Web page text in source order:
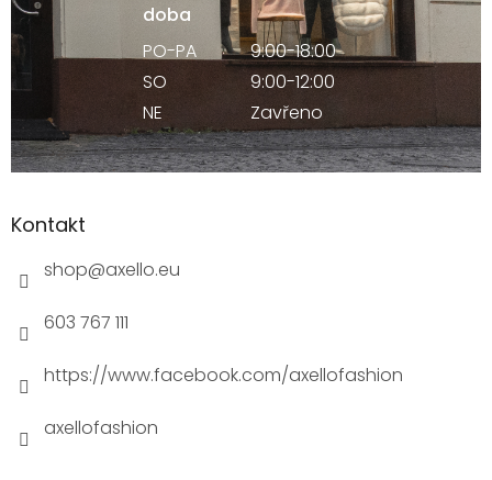
doba
PO-PA
9:00-18:00
SO
9:00-12:00
NE
Zavřeno
Kontakt
shop@axello.eu
603 767 111
https://www.facebook.com/axellofashion
axellofashion